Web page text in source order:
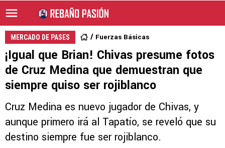
MERCADO DE PASES Fuerzas Básicas
¡Igual que Brian! Chivas presume fotos
de Cruz Medina que demuestran que
siempre quiso ser rojiblanco
Cruz Medina es nuevo jugador de Chivas, y
aunque primero irá al Tapatío, se reveló que su
destino siempre fue ser rojiblanco.